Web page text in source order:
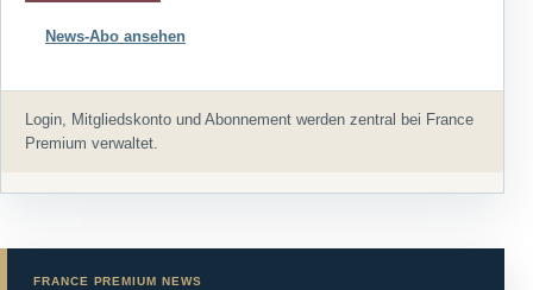
News-Abo ansehen
Login, Mitgliedskonto und Abonnement werden zentral bei France
Premium verwaltet.
FRANCE PREMIUM NEWS